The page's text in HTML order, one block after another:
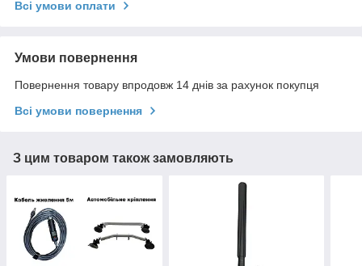
Всі умови оплати
Умови повернення
Повернення товару впродовж 14 днів за рахунок покупця
Всі умови повернення
З цим товаром також замовляють